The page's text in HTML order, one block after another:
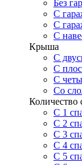
Без
С
С
С
Крыша
С
С
С
Со
Количество
С 1
С 2
С 3
С 4
С 5